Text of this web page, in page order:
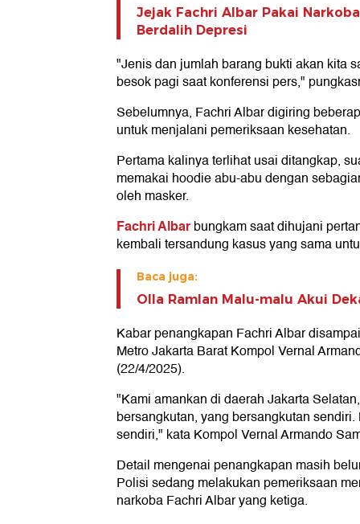
Jejak Fachri Albar Pakai
Berdalih Depresi
"Jenis dan jumlah barang bukti akan kita
besok pagi saat konferensi pers,"
Sebelumnya, Fachri Albar digiring
untuk menjalani pemeriksaan kesehatan.
Pertama kalinya terlihat usai ditangkap,
memakai hoodie abu-abu dengan
oleh masker.
Fachri Albarbungkam saat dihujani
kembali tersandung kasus yang sama
Baca juga:
Olla Ramlan Malu-malu Akui
Kabar penangkapan Fachri Albar
Metro Jakarta Barat Kompol Vernal
(22/4/2025).
"Kami amankan di daerah Jakarta
bersangkutan, yang bersangkutan
sendiri," kata Kompol Vernal Armando
Detail mengenai penangkapan masih
Polisi sedang melakukan pemeriksaan
narkoba Fachri Albar yang ketiga.